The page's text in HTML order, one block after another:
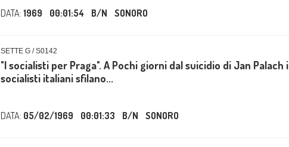
DATA: 1969 00:01:54 B/N SONORO
SETTE G / S0142
"I socialisti per Praga". A Pochi giorni dal suicidio di Jan Palach i
socialisti italiani sfilano...
DATA: 05/02/1969 00:01:33 B/N SONORO